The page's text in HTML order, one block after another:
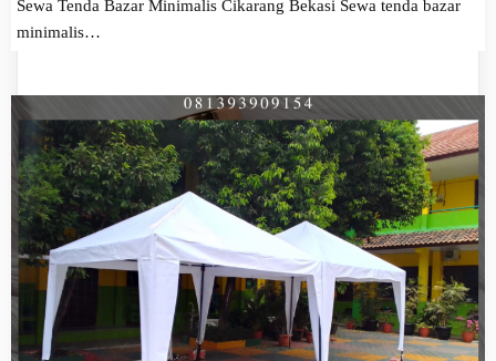
Sewa Tenda Bazar Minimalis Cikarang Bekasi Sewa tenda bazar
minimalis…